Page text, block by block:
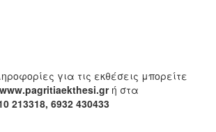
για τις εκθέσεις μπορείτε
www.pagritiaekthesi.grή στα
213318, 6932 430433